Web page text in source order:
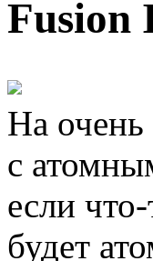
Fusion
На очень
с
если
будет